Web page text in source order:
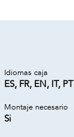
Idiomas caja
ES, FR, EN, IT, PT
Montaje necesario
Si